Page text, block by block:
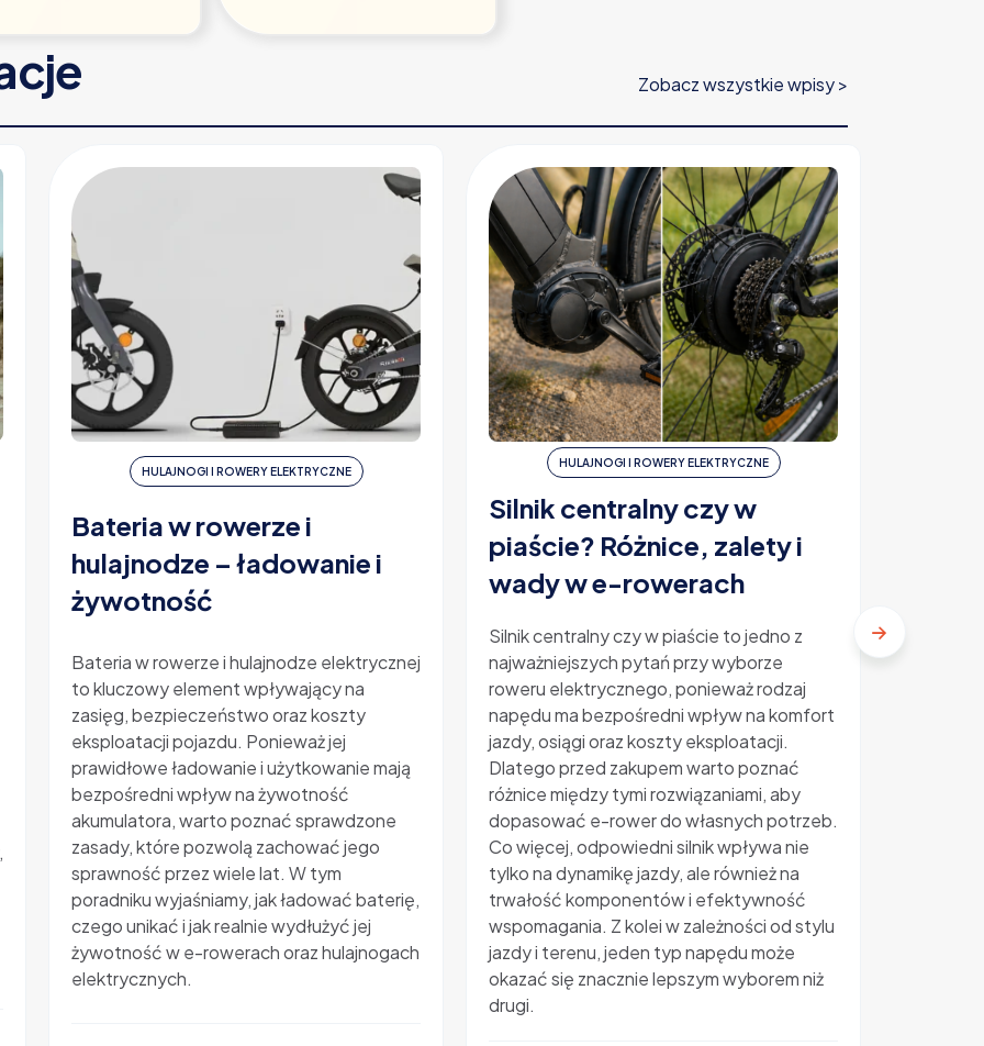
Zobacz wszystkie wpisy >
HULAJNOGI I ROWERY ELEKTRYCZNE
Bateria w rowerze i
hulajnodze – ładowanie i
żywotność
Bateria w rowerze i hulajnodze elektrycznej
to kluczowy element wpływający na
zasięg, bezpieczeństwo oraz koszty
eksploatacji pojazdu. Ponieważ jej
prawidłowe ładowanie i użytkowanie mają
bezpośredni wpływ na żywotność
akumulatora, warto poznać sprawdzone
zasady, które pozwolą zachować jego
sprawność przez wiele lat. W tym
poradniku wyjaśniamy, jak ładować baterię,
czego unikać i jak realnie wydłużyć jej
żywotność w e-rowerach oraz hulajnogach
elektrycznych.
HULAJNOGI I ROWERY ELEKTRYCZNE
Silnik centralny czy w
piaście? Różnice, zalety i
wady w e-rowerach
Silnik centralny czy w piaście to jedno z
najważniejszych pytań przy wyborze
roweru elektrycznego, ponieważ rodzaj
napędu ma bezpośredni wpływ na komfort
jazdy, osiągi oraz koszty eksploatacji.
Dlatego przed zakupem warto poznać
różnice między tymi rozwiązaniami, aby
dopasować e-rower do własnych potrzeb.
Co więcej, odpowiedni silnik wpływa nie
tylko na dynamikę jazdy, ale również na
trwałość komponentów i efektywność
wspomagania. Z kolei w zależności od stylu
jazdy i terenu, jeden typ napędu może
okazać się znacznie lepszym wyborem niż
drugi.